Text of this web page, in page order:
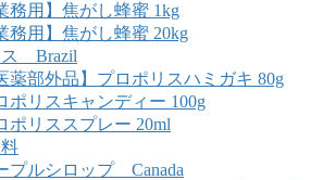
務用】焦がし蜂蜜 1kg
務用】焦がし蜂蜜 20kg
ス Brazil
薬部外品】プロポリスハミガキ 80g
ポリスキャンディー 100g
ポリススプレー 20ml
プルシロップ Canada